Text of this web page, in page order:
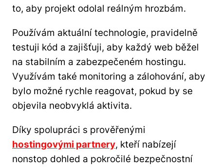
to, aby projekt odolal reálným hrozbám.
Používám aktuální technologie, pravidelně
testuji kód a zajišťuji, aby každý web běžel
na stabilním a zabezpečeném hostingu.
Využívám také monitoring a zálohování, aby
bylo možné rychle reagovat, pokud by se
objevila neobvyklá aktivita.
Díky spolupráci s prověřenými
hostingovými partnery, kteří nabízejí
nonstop dohled a pokročilé bezpečnostní